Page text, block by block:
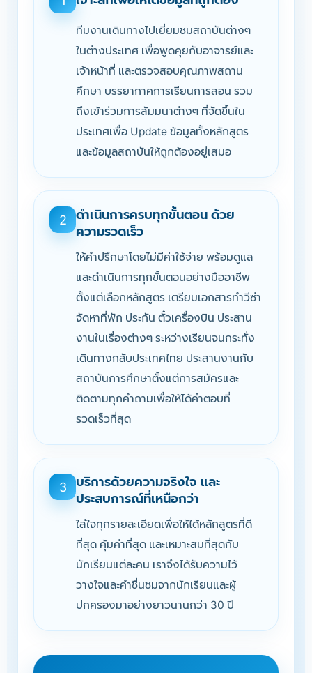
ทีมงานเดินทางไปเยี่ยมชมสถาบันต่างๆ
ในต่างประเทศ เพื่อพูดคุยกับอาจารย์และ
เจ้าหน้าที่ และตรวจสอบคุณภาพสถาน
ศึกษา บรรยากาศการเรียนการสอน รวม
ถึงเข้าร่วมการสัมมนาต่างๆ ที่จัดขึ้นใน
ประเทศเพื่อ Update ข้อมูลทั้งหลักสูตร
และข้อมูลสถาบันให้ถูกต้องอยู่เสมอ
2
ดำเนินการครบทุกขั้นตอน ด้วย
ความรวดเร็ว
ให้คำปรึกษาโดยไม่มีค่าใช้จ่าย พร้อมดูแล
และดำเนินการทุกขั้นตอนอย่างมืออาชีพ
ตั้งแต่เลือกหลักสูตร เตรียมเอกสารทำวีซ่า
จัดหาที่พัก ประกัน ตั๋วเครื่องบิน ประสาน
งานในเรื่องต่างๆ ระหว่างเรียนจนกระทั่ง
เดินทางกลับประเทศไทย ประสานงานกับ
สถาบันการศึกษาตั้งแต่การสมัครและ
ติดตามทุกคำถามเพื่อให้ได้คำตอบที่
รวดเร็วที่สุด
3
บริการด้วยความจริงใจ และ
ประสบการณ์ที่เหนือกว่า
ใส่ใจทุกรายละเอียดเพื่อให้ได้หลักสูตรที่ดี
ที่สุด คุ้มค่าที่สุด และเหมาะสมที่สุดกับ
นักเรียนแต่ละคน เราจึงได้รับความไว้
วางใจและคำชื่นชมจากนักเรียนและผู้
ปกครองมาอย่างยาวนานกว่า 30 ปี